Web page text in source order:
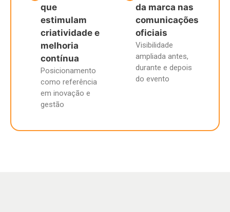
que
estimulam
criatividade e
melhoria
contínua
Posicionamento
como referência
em inovação e
gestão
da marca nas
comunicações
oficiais
Visibilidade
ampliada antes,
durante e depois
do evento